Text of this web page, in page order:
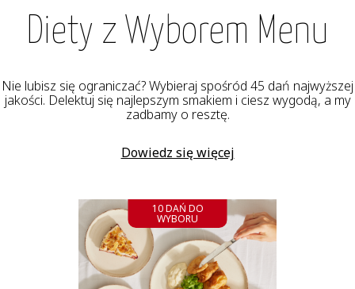
Diety z Wyborem Menu
Nie lubisz się ograniczać? Wybieraj spośród 45 dań najwyższej
jakości. Delektuj się najlepszym smakiem i ciesz wygodą, a my
zadbamy o resztę.
Dowiedz się więcej
10 DAŃ DO
WYBORU